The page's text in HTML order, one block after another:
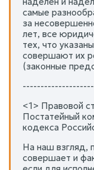
самые
за
лет, все
тех, что
совершают их
(законные
<1> Правовой
Постатейный
кодекса
На наш взгляд,
совершает и